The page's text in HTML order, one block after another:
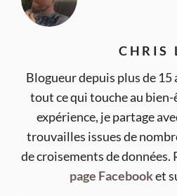
CHRIS
Blogueur depuis plus de 15
tout ce qui touche au
expérience, je partage
trouvailles issues de
de croisements de
page Facebooket